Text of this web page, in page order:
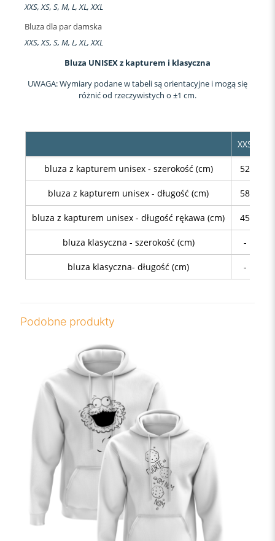
XXS, XS, S, M, L, XL, XXL
Bluza dla par damska
XXS, XS, S, M, L, XL, XXL
Bluza UNISEX z kapturem i klasyczna
UWAGA: Wymiary podane w tabeli są orientacyjne i mogą się
różnić od rzeczywistych o ±1 cm.
XXS
bluza z kapturem unisex - szerokość (cm) 52
bluza z kapturem unisex - długość (cm) 58
bluza z kapturem unisex - długość rękawa (cm) 45
bluza klasyczna - szerokość (cm) -
bluza klasyczna- długość (cm) -
Podobne produkty